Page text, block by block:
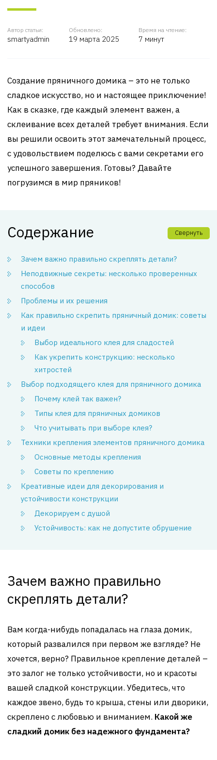
Автор статьи:
smartyadmin
Обновлено:
19 марта 2025
Время на чтение:
7 минут
Создание пряничного домика – это не только
сладкое искусство, но и настоящее приключение!
Как в сказке, где каждый элемент важен, а
склеивание всех деталей требует внимания. Если
вы решили освоить этот замечательный процесс,
с удовольствием поделюсь с вами секретами его
успешного завершения. Готовы? Давайте
погрузимся в мир пряников!
Содержание Свернуть
Зачем важно правильно скреплять детали?
Неподвижные секреты: несколько проверенных
способов
Проблемы и их решения
Как правильно скрепить пряничный домик: советы
и идеи
Выбор идеального клея для сладостей
Как укрепить конструкцию: несколько
хитростей
Выбор подходящего клея для пряничного домика
Почему клей так важен?
Типы клея для пряничных домиков
Что учитывать при выборе клея?
Техники крепления элементов пряничного домика
Основные методы крепления
Советы по креплению
Креативные идеи для декорирования и
устойчивости конструкции
Декорируем с душой
Устойчивость: как не допустите обрушение
Зачем важно правильно
скреплять детали?
Вам когда-нибудь попадалась на глаза домик,
который развалился при первом же взгляде? Не
хочется, верно? Правильное крепление деталей –
это залог не только устойчивости, но и красоты
вашей сладкой конструкции. Убедитесь, что
каждое звено, будь то крыша, стены или дворики,
скреплено с любовью и вниманием. Какой же
сладкий домик без надежного фундамента?